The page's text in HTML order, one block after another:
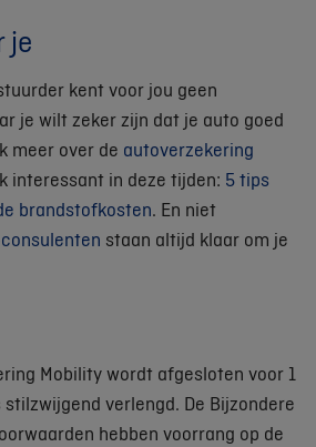
je
kent voor jou geen
je wilt zeker zijn dat je auto goed
meer over de autoverzekering
interessant in deze tijden: 5 tips
brandstofkosten. En niet
consulenten staan altijd klaar om je
Mobility wordt afgesloten voor 1
verlengd. De Bijzondere
hebben voorrang op de